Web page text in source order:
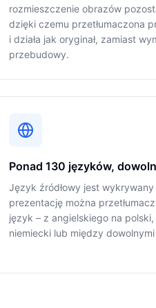
rozmieszczenie obrazów
dzięki czemu przetłumaczona
i działa jak oryginał, zamiast
przebudowy.
Ponad 130 języków,
Język źródłowy jest
prezentację można
język – z angielskiego na
niemiecki lub między